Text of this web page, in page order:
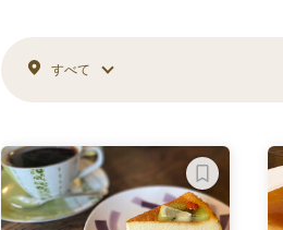
すべて